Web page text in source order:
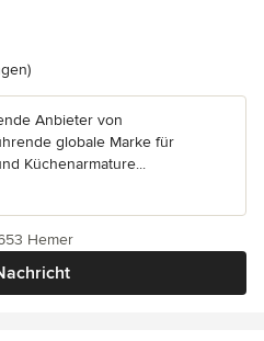
5 von 5 Sternen
Anbieter von
globale Marke für
Küchenarmature...
Hemer